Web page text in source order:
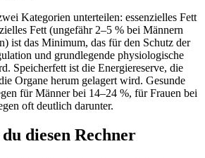
Kategorien unterteilen: essenzielles Fett
Fett (ungefähr 2–5 % bei Männern
ist das Minimum, das für den Schutz der
und grundlegende physiologische
Speicherfett ist die Energiereserve, die
Organe herum gelagert wird. Gesunde
für Männer bei 14–24 %, für Frauen bei
oft deutlich darunter.
diesen Rechner